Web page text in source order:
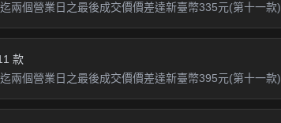
兩個營業日之最後成交價價差達新臺幣335元(第十一款)
款
兩個營業日之最後成交價價差達新臺幣395元(第十一款)